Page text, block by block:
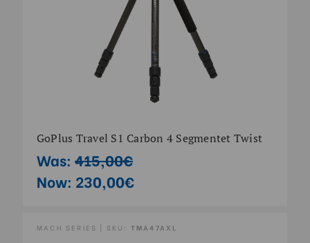
GoPlus Travel S1 Carbon 4 Segmentet Twist
Was: 415,00€
Now: 230,00€
MACH SERIES | SKU: TMA47AXL